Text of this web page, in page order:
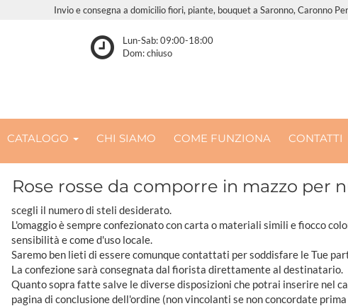
Invio e consegna a domicilio fiori, piante, bouquet a Saronno, Caronno
Lun-Sab: 09:00-18:00
Dom: chiuso
CATALOGO CHI SIAMO COME FUNZIONA CONTATTI
Rose rosse da comporre in mazzo per
scegli il numero di steli desiderato.
L'omaggio è sempre confezionato con carta o materiali simili e fiocco
sensibilità e come d'uso locale.
Saremo ben lieti di essere comunque contattati per soddisfare le Tue
La confezione sarà consegnata dal fiorista direttamente al destinatario.
Quanto sopra fatte salve le diverse disposizioni che potrai inserire nel
pagina di conclusione dell'ordine (non vincolanti se non concordate prima